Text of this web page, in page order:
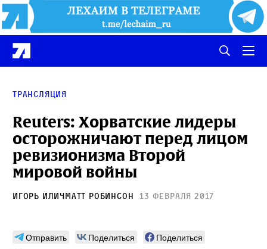
Трансляция
Reuters: Хорватские лидеры
осторожничают перед лицом
ревизионизма Второй
мировой войны
Игорь ИличМатт Робинсон 13 февраля 2017
Отправить Поделиться
Поделиться